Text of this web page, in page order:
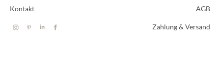
Kontakt AGB
Zahlung & Versand